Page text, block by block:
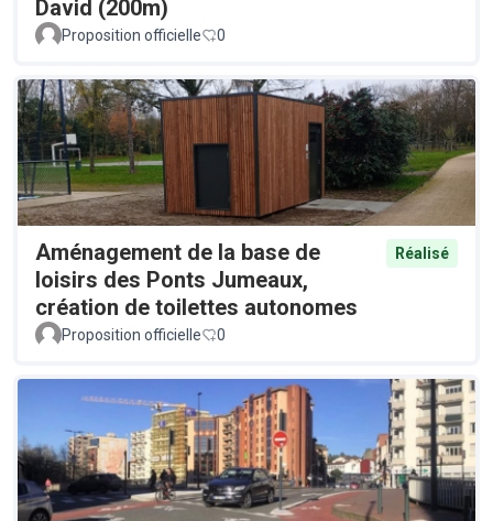
David (200m)
Proposition officielle 0
Aménagement de la base de
loisirs des Ponts Jumeaux,
création de toilettes autonomes
Réalisé
Proposition officielle 0